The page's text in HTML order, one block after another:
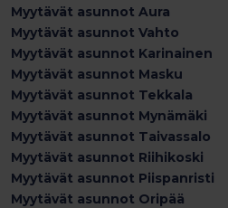
Myytävät asunnot Aura
Myytävät asunnot Vahto
Myytävät asunnot Karinainen
Myytävät asunnot Masku
Myytävät asunnot Tekkala
Myytävät asunnot Mynämäki
Myytävät asunnot Taivassalo
Myytävät asunnot Riihikoski
Myytävät asunnot Piispanristi
Myytävät asunnot Oripää